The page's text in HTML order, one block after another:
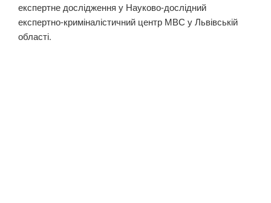
експертне дослідження у Науково-дослідний
експертно-криміналістичний центр МВС у Львівській
області.